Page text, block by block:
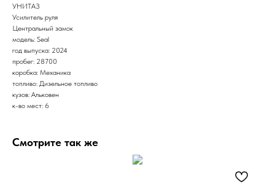
УНИТАЗ
Усилитель руля
Центральный замок
модель: Seal
год выпуска: 2024
пробег: 28700
коробка: Механика
топливо: Дизельное топливо
кузов: Альковен
к-во мест: 6
Смотрите так же